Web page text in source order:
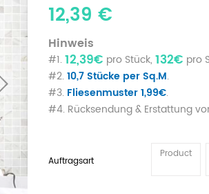
12,39 €
Hinweis
#1.12,39€ pro Stück, 132€ pro
#2.10,7 Stücke per Sq.M.
#3. Fliesenmuster 1,99€.
#4. Rücksendung & Erstattung
Auftragsart
Product